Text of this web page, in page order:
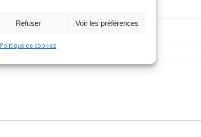
Refuser Voir les préférences
Politique de cookies